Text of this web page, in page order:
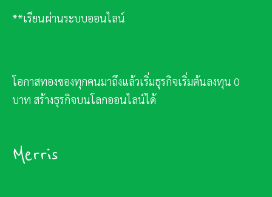
**เรียนผ่านระบบออนไลน์
โอกาสทองของทุกคนมาถึงแล้วเริ่มธุรกิจเริ่มต้นลงทุน 0
บาท สร้างธุรกิจบนโลกออนไลน์ได้
Merris